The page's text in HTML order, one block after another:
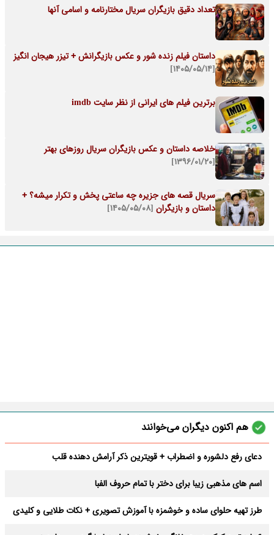
تعداد دقیق بازیگران سریال مختارنامه و اسامی آنها
داستان فیلم زنده شور و عکس بازیگرانش + تیزر هیجان انگیز
[۱۴۰۵/۰۵/۱۴]
برترین فیلم های ایرانی از نظر سایت imdb
خلاصه داستان و عکس بازیگران سریال روزهای بهتر
[۱۳۹۶/۰۱/۲۰]
سریال قصه های جزیره چه ساعتی پخش و تکرار میشه؟ +
داستان و بازیگران [۱۴۰۵/۰۵/۰۸]
هم اکنون دیگران می‌خوانند
دعای رفع دلشوره و اضطراب + قویترین ذکر آرامش دهنده قلب
اسم های مذهبی زیبا برای دختر با تمام حروف الفبا
طرز تهیه حلوای ساده و خوشمزه با آموزش تصویری + نکات طلایی و کلیدی